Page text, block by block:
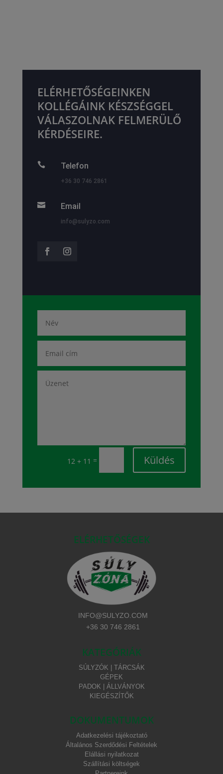
ELÉRHETŐSÉGEINKEN
KOLLÉGÁINK KÉSZSÉGGEL
VÁLASZOLNAK FELMERÜLŐ
KÉRDÉSEIRE.
 Telefon
+36 30 746 2861
 Email
info@sulyzo.com
12 + 11 = Küldés
ELÉRHETŐSÉGEK
INFO@SULYZO.COM
+36 30 746 2861
KATEGÓRIÁK
SÚLYZÓK | TÁRCSÁK
GÉPEK
PADOK | ÁLLVÁNYOK
KIEGÉSZÍTŐK
DOKUMENTUMOK
Adatkezelési tájékoztató
Általános Szerdődési Feltételek
Elállási nyilatkozat
Szállítási költségek